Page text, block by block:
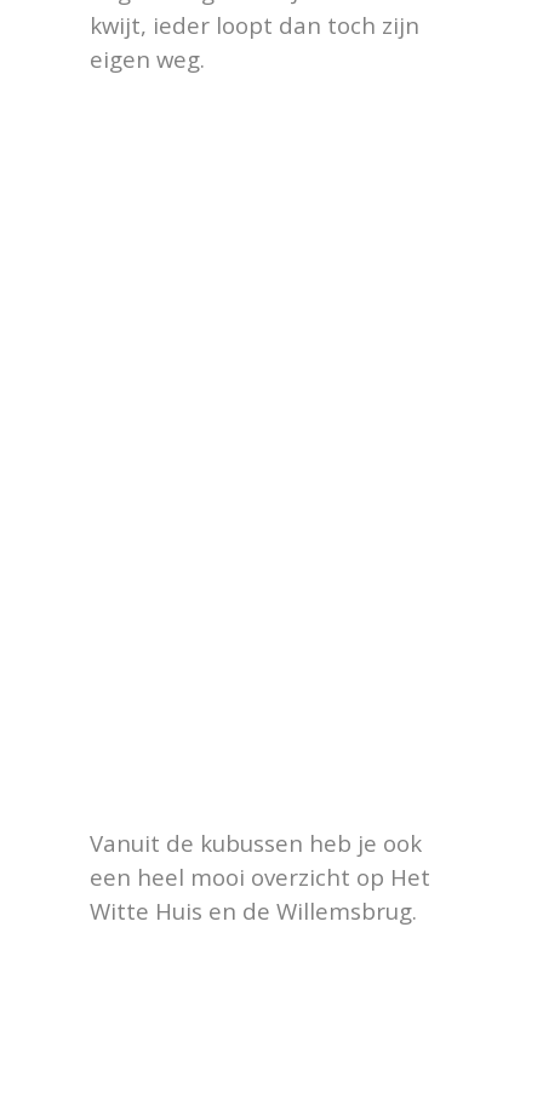
kwijt, ieder loopt dan toch zijn
eigen weg.
Vanuit de kubussen heb je ook
een heel mooi overzicht op Het
Witte Huis en de Willemsbrug.